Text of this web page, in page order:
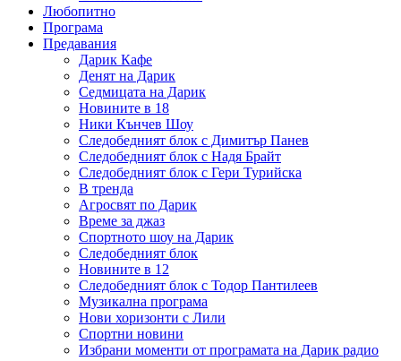
Любопитно
Програма
Предавания
Дарик Кафе
Денят на Дарик
Седмицата на Дарик
Новините в 18
Ники Кънчев Шоу
Следобедният блок с Димитър Панев
Следобедният блок с Надя Брайт
Следобедният блок с Гери Турийска
В тренда
Агросвят по Дарик
Време за джаз
Спортното шоу на Дарик
Следобедният блок
Новините в 12
Следобедният блок с Тодор Пантилеев
Музикална програма
Нови хоризонти с Лили
Спортни новини
Избрани моменти от програмата на Дарик радио